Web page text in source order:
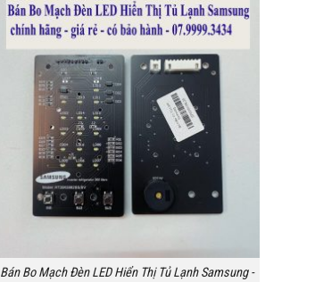
Bán Bo Mạch Đèn LED Hiển Thị Tủ Lạnh Samsung -